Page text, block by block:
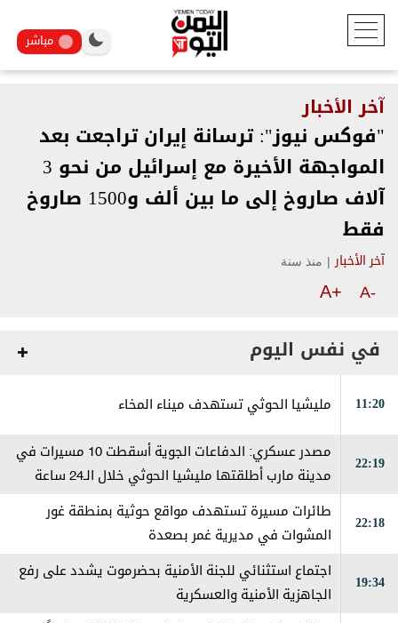
مباشر
آخر الأخبار
"فوكس نيوز": ترسانة إيران تراجعت بعد
المواجهة الأخيرة مع إسرائيل من نحو 3
آلاف صاروخ إلى ما بين ألف و1500 صاروخ
فقط
آخر الأخبار | منذ سنة
A-
A+
في نفس اليوم
11:20 مليشيا الحوثي تستهدف ميناء المخاء
22:19
مصدر عسكري: الدفاعات الجوية أسقطت 10 مسيرات في
مدينة مارب أطلقتها مليشيا الحوثي خلال الـ24 ساعة
22:18
طائرات مسيرة تستهدف مواقع حوثية بمنطقة غور
المشوات في مديرية غمر بصعدة
19:34
اجتماع استثنائي للجنة الأمنية بحضرموت يشدد على رفع
الجاهزية الأمنية والعسكرية